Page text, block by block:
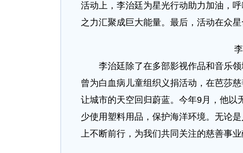
活动上，李治廷为星光行动助力加油，
之力汇聚成巨大能量。最后，活动在众
李治廷除了在多部影视作品和音乐领
曾为白血病儿童组织义捐活动，在芭莎
让城市的天空回归蔚蓝。今年9月，他以
少使用塑料用品，保护海洋环境。无论
上不断前行，为我们共同关注的慈善事业